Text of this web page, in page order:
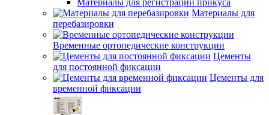
Материалы для регистрации прикуса
Материалы для
перебазировки
Временные ортопедические конструкции
Цементы
для постоянной фиксации
Цементы для
временной фиксации